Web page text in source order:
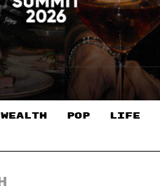
WEALTH POP LIFE